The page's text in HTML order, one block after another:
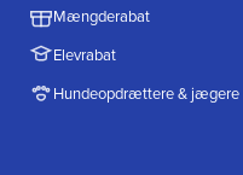
Mængderabat
Elevrabat
Hundeopdrættere & jægere